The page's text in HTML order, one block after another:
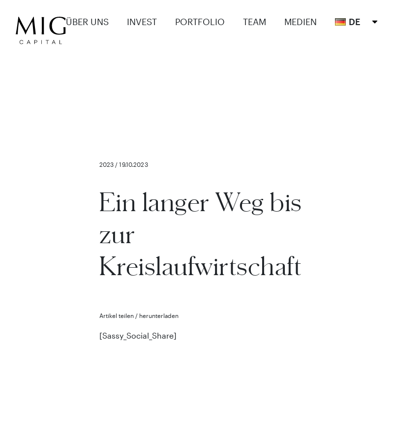
ÜBER UNS INVEST PORTFOLIO TEAM MEDIEN DE
2023 / 19.10.2023
Ein langer Weg bis
zur
Kreislaufwirtschaft
Artikel teilen / herunterladen
[Sassy_Social_Share]